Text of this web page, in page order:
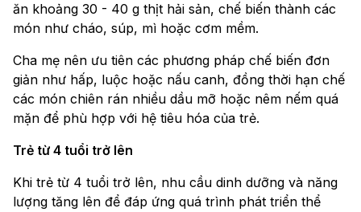
ăn khoảng 30 - 40 g thịt hải sản, chế biến thành các
món như cháo, súp, mì hoặc cơm mềm.
Cha mẹ nên ưu tiên các phương pháp chế biến đơn
giản như hấp, luộc hoặc nấu canh, đồng thời hạn chế
các món chiên rán nhiều dầu mỡ hoặc nêm nếm quá
mặn để phù hợp với hệ tiêu hóa của trẻ.
Trẻ từ 4 tuổi trở lên
Khi trẻ từ 4 tuổi trở lên, nhu cầu dinh dưỡng và năng
lượng tăng lên để đáp ứng quá trình phát triển thể